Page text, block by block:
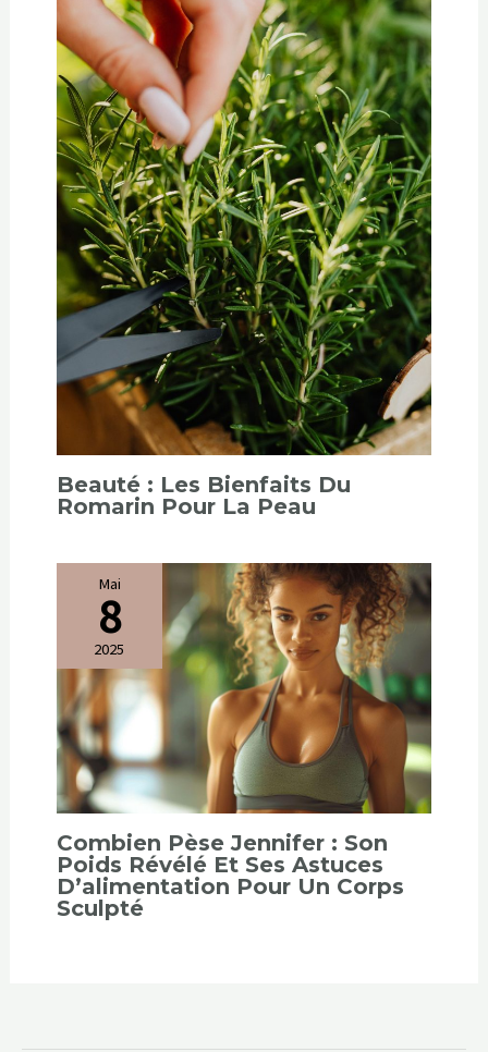
Beauté : Les Bienfaits Du
Romarin Pour La Peau
Mai
8
2025
Combien Pèse Jennifer : Son
Poids Révélé Et Ses Astuces
D’alimentation Pour Un Corps
Sculpté